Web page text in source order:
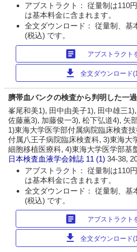
アブストラクト： 従量制は110
は基本料金に含まれます。
全文ダウンロード： 従量制、基
(税込) です。
article アブストラクト
download 全文ダウンロード
臍帯血バンクの検査から判明した一
峯尾和美1), 田中由美子1), 田中雄三
佐藤薫3), 加藤俊一3), 松下弘道4), 矢
1)東海大学医学部付属病院臨床検査
付属八王子病院臨床検査科, 3)東海大
細胞移植医療科, 4)東海大学医学部基
日本検査血液学会雑誌 11 (1)34-38,
アブストラクト： 従量制は110
は基本料金に含まれます。
全文ダウンロード： 従量制、基
(税込) です。
article アブストラクト
download 全文ダウンロード